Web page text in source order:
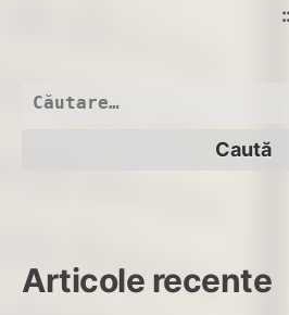
Caută
Articole recente